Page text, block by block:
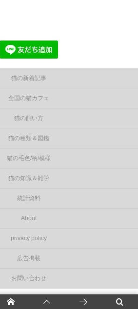
猫の新着記事
全国の猫カフェ
猫の飼い方
猫の種類＆図鑑
猫の毛色/柄/模様
猫の知識＆雑学
統計資料
About
privacy policy
広告掲載
お問い合わせ
Cat Press（キャットプレス）